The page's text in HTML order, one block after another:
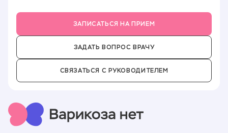
Вакансии
ЗАПИСАТЬСЯ НА ПРИЕМ
ЗАДАТЬ ВОПРОС ВРАЧУ
СВЯЗАТЬСЯ С РУКОВОДИТЕЛЕМ